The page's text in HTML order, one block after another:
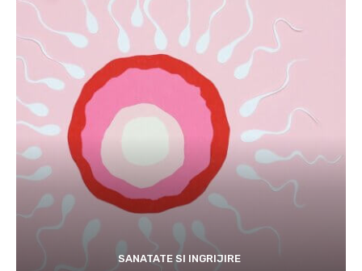
SANATATE SI INGRIJIRE